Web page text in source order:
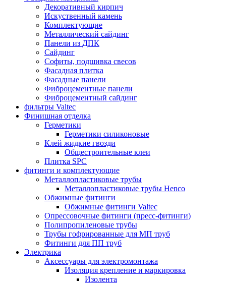
Декоративный кирпич
Искуственный камень
Комплектующие
Металлический сайдинг
Панели из ДПК
Сайдинг
Софиты, подшивка свесов
Фасадная плитка
Фасадные панели
Фиброцементные панели
Фиброцементный сайдинг
фильтры Valtec
Финишная отделка
Герметики
Герметики силиконовые
Клей жидкие гвозди
Общестроительные клеи
Плитка SPC
фитинги и комплектующие
Металлопластиковые трубы
Металлопластиковые трубы Henco
Обжимные фитинги
Обжимные фитинги Valtec
Опрессовочные фитинги (пресс-фитинги)
Полипропиленовые трубы
Трубы гофрированные для МП труб
Фитинги для ПП труб
Электрика
Аксессуары для электромонтажа
Изоляция крепление и маркировка
Изолента